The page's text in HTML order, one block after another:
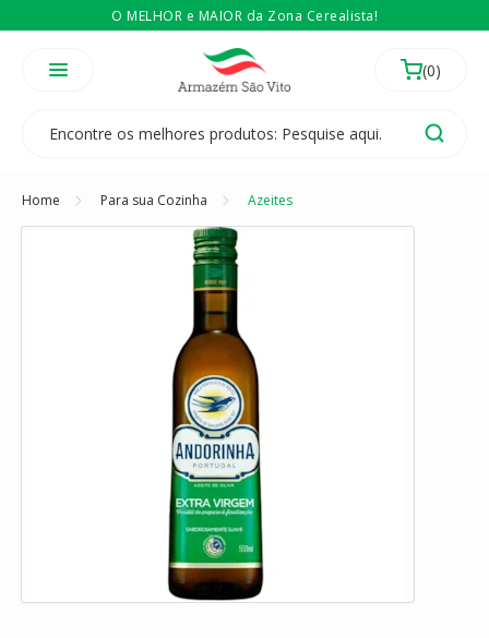
O MELHOR e MAIOR da Zona Cerealista!
Temos 3 lojas físicas na Zona Cerealista de São Paulo!
É revendedor? EntãoCompre no atacado
Home Para sua Cozinha Azeites